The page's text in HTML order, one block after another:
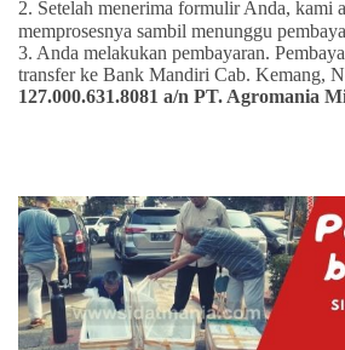
2. Setelah menerima formulir Anda, kami
memprosesnya sambil menunggu
3. Anda melakukan pembayaran.
transfer ke Bank Mandiri Cab. Kemang,
127.000.631.8081 a/n PT. Agromania